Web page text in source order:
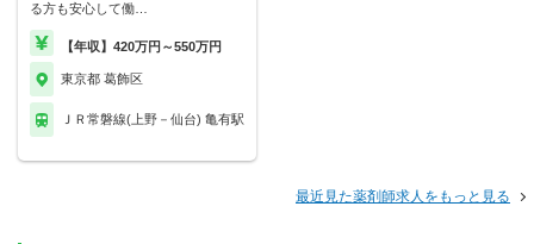
る方も安心して働…
【年収】420万円～550万円
東京都 葛飾区
ＪＲ常磐線(上野－仙台) 亀有駅
最近見た薬剤師求人をもっと見る